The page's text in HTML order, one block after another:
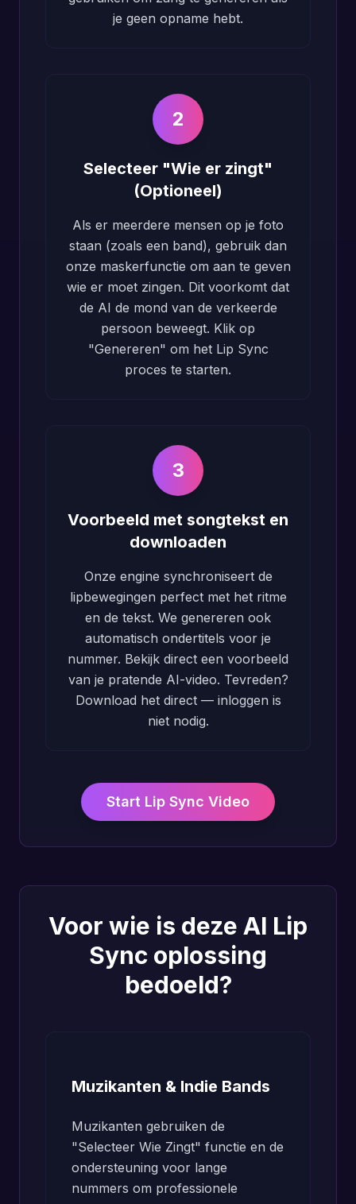
je geen opname hebt.
2
Selecteer "Wie er zingt"
(Optioneel)
Als er meerdere mensen op je foto
staan (zoals een band), gebruik dan
onze maskerfunctie om aan te geven
wie er moet zingen. Dit voorkomt dat
de AI de mond van de verkeerde
persoon beweegt. Klik op
"Genereren" om het Lip Sync
proces te starten.
3
Voorbeeld met songtekst en
downloaden
Onze engine synchroniseert de
lipbewegingen perfect met het ritme
en de tekst. We genereren ook
automatisch ondertitels voor je
nummer. Bekijk direct een voorbeeld
van je pratende AI-video. Tevreden?
Download het direct — inloggen is
niet nodig.
Start Lip Sync Video
Voor wie is deze AI Lip
Sync oplossing
bedoeld?
Muzikanten & Indie Bands
Muzikanten gebruiken de
"Selecteer Wie Zingt" functie en de
ondersteuning voor lange
nummers om professionele